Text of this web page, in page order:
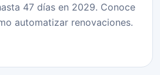
47 días en 2029. Conoce
automatizar renovaciones.